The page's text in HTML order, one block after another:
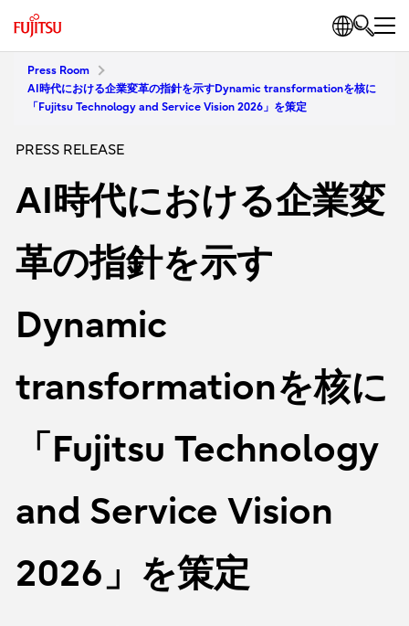
Press Room
AI時代における企業変革の指針を示すDynamic transformationを核に
「Fujitsu Technology and Service Vision 2026」を策定
PRESS RELEASE
AI時代における企業変
革の指針を示す
Dynamic
transformationを核に
「Fujitsu Technology
and Service Vision
2026」を策定